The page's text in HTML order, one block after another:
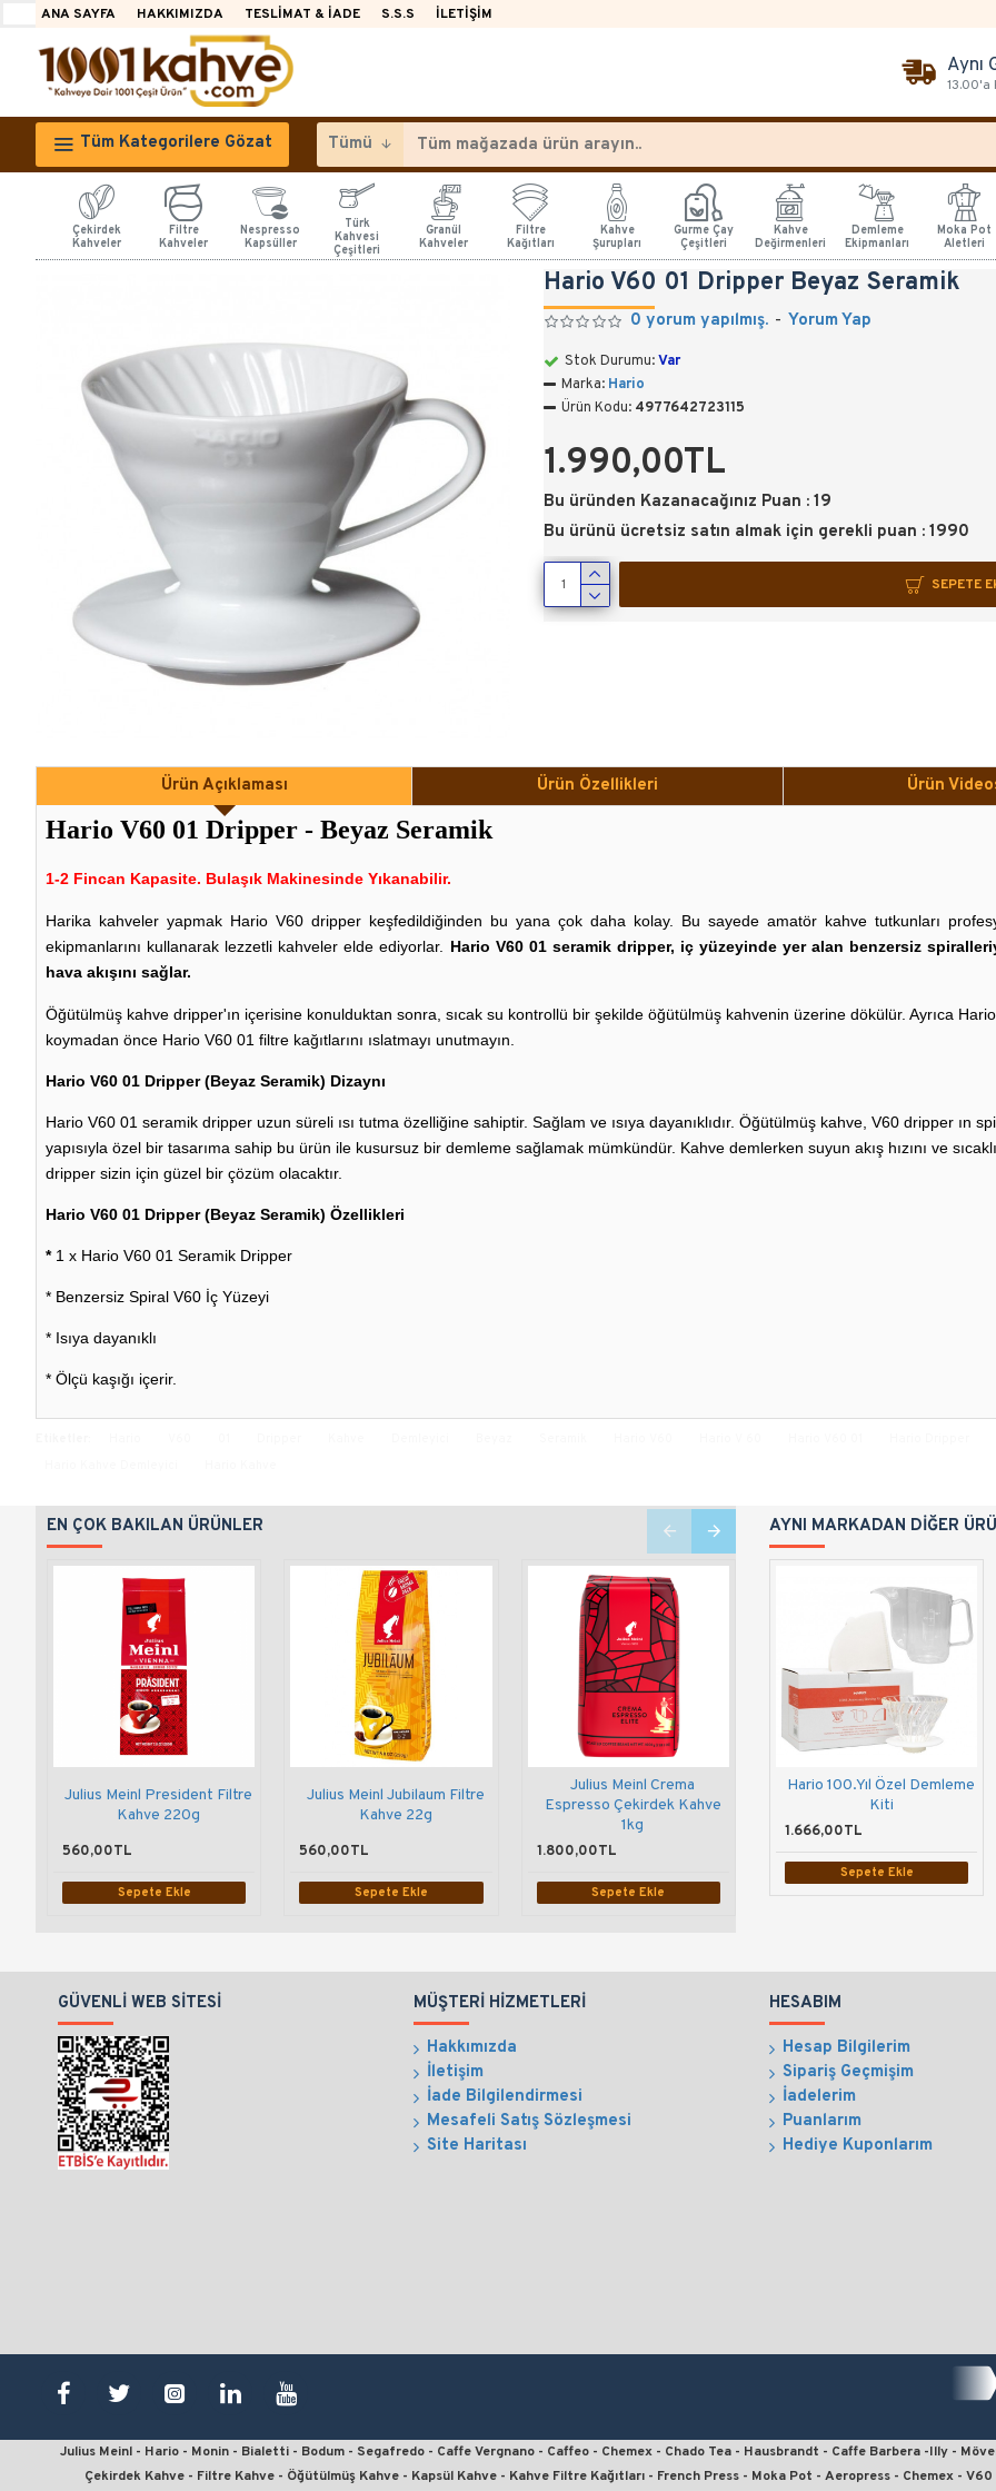
ANA SAYFA HAKKIMIZDA TESLIMAT & İADE S.S.S İLETIŞIM
Aynı
13.00'a
Tüm Kategorilere Gözat Tümü
Çekirdek
Kahveler
Filtre
Kahveler
Nespresso
Kapsüller
Türk
Kahvesi
Çeşitleri
Granül
Kahveler
Filtre
Kağıtları
Kahve
Şurupları
Gurme Çay
Çeşitleri
Kahve
Değirmenleri
Demleme
Ekipmanları
Moka Pot
Aletleri
Hario V60 01 Dripper Beyaz Seramik
0 yorum yapılmış. - Yorum Yap
1.990,00TL
Bu üründen Kazanacağınız Puan : 19
Bu ürünü ücretsiz satın almak için gerekli puan : 1990
Stok Durumu: Var
Marka: Hario
Ürün Kodu: 4977642723115
SEPETE
Ürün Açıklaması Ürün Özellikleri Ürün
Hario V60 01 Dripper - Beyaz Seramik
1-2 Fincan Kapasite. Bulaşık Makinesinde Yıkanabilir.
Harika kahveler yapmak Hario V60 dripper keşfedildiğinden bu yana çok daha kolay. Bu sayede amatör kahve tutkunları
ekipmanlarını kullanarak lezzetli kahveler elde ediyorlar. Hario V60 01 seramik dripper, iç yüzeyinde yer alan benzersiz
hava akışını sağlar.
Öğütülmüş kahve dripper'ın içerisine konulduktan sonra, sıcak su kontrollü bir şekilde öğütülmüş kahvenin üzerine dökülür. Ayrıca
koymadan önce Hario V60 01 filtre kağıtlarını ıslatmayı unutmayın.
Hario V60 01 Dripper (Beyaz Seramik) Dizaynı
Hario V60 01 seramik dripper uzun süreli ısı tutma özelliğine sahiptir. Sağlam ve ısıya dayanıklıdır. Öğütülmüş kahve, V60 dripper ın
yapısıyla özel bir tasarıma sahip bu ürün ile kusursuz bir demleme sağlamak mümkündür. Kahve demlerken suyun akış hızını ve
dripper sizin için güzel bir çözüm olacaktır.
Hario V60 01 Dripper (Beyaz Seramik) Özellikleri
* 1 x Hario V60 01 Seramik Dripper
* Benzersiz Spiral V60 İç Yüzeyi
* Isıya dayanıklı
* Ölçü kaşığı içerir.
EN ÇOK BAKILAN ÜRÜNLER
Julius Meinl President Filtre
Kahve 220g
560,00TL
Sepete Ekle
Julius Meinl Jubilaum Filtre
Kahve 22g
560,00TL
Sepete Ekle
Julius Meinl Crema
Espresso Çekirdek Kahve
1kg
1.800,00TL
Sepete Ekle
Julius Meinl Vienna Melange
Bristol Çekirdek Kahve 1kg
1.800,00TL
Sepete Ekle
AYNI MARKADAN DIĞER
Hario 100.Yıl Özel Demleme
Kiti
1.666,00TL
Sepete Ekle
GÜVENLI WEB SITESI MÜŞTERI HIZMETLERI
Hakkımızda
İletişim
İade Bilgilendirmesi
Mesafeli Satış Sözleşmesi
Site Haritası
HESABIM
Hesap Bilgilerim
Sipariş Geçmişim
İadelerim
Puanlarım
Hediye Kuponlarım
Julius Meinl - Hario - Monin - Bialetti - Bodum - Segafredo - Caffe Vergnano - Caffeo - Chemex - Chado Tea - Hausbrandt - Caffe Barbera -Illy -
Çekirdek Kahve - Filtre Kahve - Öğütülmüş Kahve - Kapsül Kahve - Kahve Filtre Kağıtları - French Press - Moka Pot - Aeropress - Chemex -